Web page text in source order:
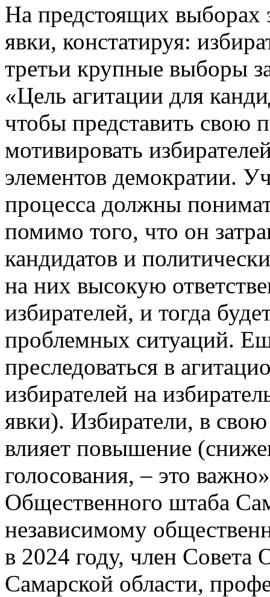
На предстоящих выборах
явки, констатируя:
третьи крупные выборы
«Цель агитации для
чтобы представить свою
мотивировать
элементов демократии.
процесса должны
помимо того, что он
кандидатов и
на них высокую
избирателей, и тогда
проблемных ситуаций.
преследоваться в
избирателей на
явки). Избиратели, в
влияет повышение
голосования, – это
Общественного штаба
независимому
в 2024 году, член Совета
Самарской области,